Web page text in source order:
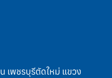
เพชรบุรีตัดใหม่ แขวง